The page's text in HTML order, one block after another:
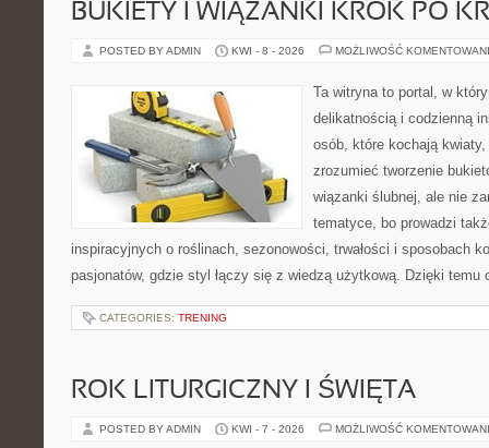
BUKIETY I WIĄZANKI KROK PO
POSTED BY ADMIN KWI - 8 - 2026 MOŻLIWOŚĆ
Ta witryna to portal, w
delikatnością i codzienną
osób, które kochają
zrozumieć tworzenie
wiązanki ślubnej, ale nie
tematyce, bo prowadzi
inspiracyjnych o roślinach, sezonowości, trwałości i sposobach
pasjonatów, gdzie styl łączy się z wiedzą użytkową. Dzięki
CATEGORIES: TRENING
ROK LITURGICZNY I ŚWIĘTA
POSTED BY ADMIN KWI - 7 - 2026 MOŻLIWOŚĆ